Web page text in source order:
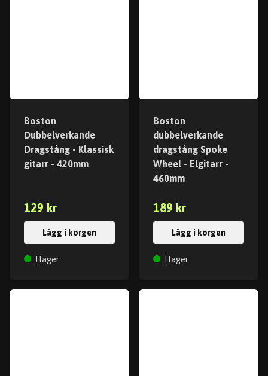
Boston
Dubbelverkande
Dragstång - Klassisk
gitarr - 420mm
129 kr
Lägg i korgen
I lager
Boston
dubbelverkande
dragstång Spoke
Wheel - Elgitarr -
460mm
189 kr
Lägg i korgen
I lager